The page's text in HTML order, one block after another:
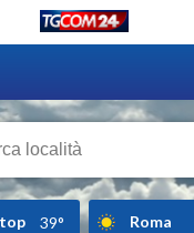
39° Roma